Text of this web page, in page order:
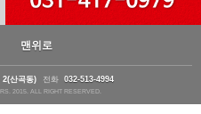
맨위로
2(산곡동) 전화 032-513-4994
2015. ALL RIGHT RESERVED.